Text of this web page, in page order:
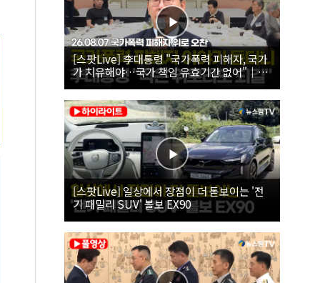
[스팟Live] 李대통령 "국가폭력 피해자, 국가
가 치유해야…국가 책임 유효기간 없어"｜
26.08.07 국가폭력 피해자 위로 오찬
[스팟Live] 일상에서 장점이 더 돋보이는 '전
기 패밀리 SUV' 볼보 EX90